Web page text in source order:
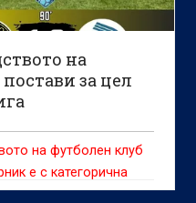
на
за цел
на футболен клуб
е с категорична
във Втора лига